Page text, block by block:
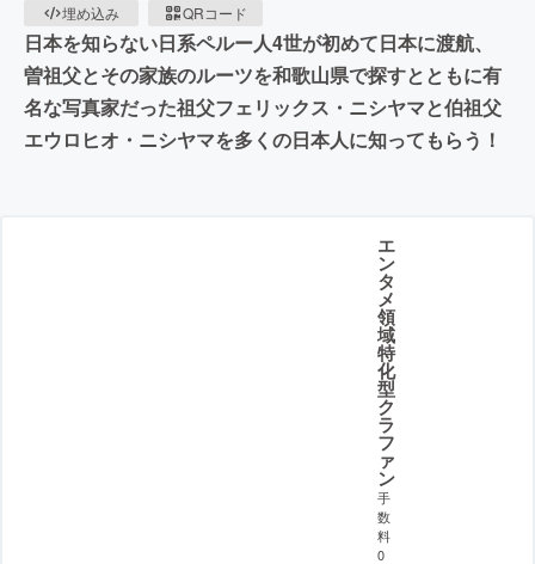
埋め込み
QRコード
日本を知らない日系ペルー人4世が初めて日本に渡航、
曽祖父とその家族のルーツを和歌山県で探すとともに有
名な写真家だった祖父フェリックス・ニシヤマと伯祖父
エウロヒオ・ニシヤマを多くの日本人に知ってもらう！
エ
ン
タ
メ
領
域
特
化
型
ク
ラ
フ
ァ
ン
手
数
料
0